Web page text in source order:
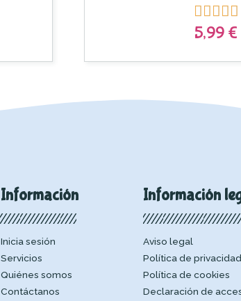

5,99 €
Información
Inicia sesión
Servicios
Quiénes somos
Contáctanos
Información
Aviso legal
Política de privacidad
Política de cookies
Declaración de